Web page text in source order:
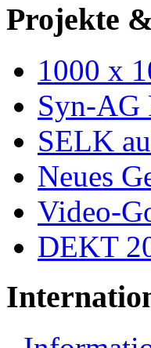
Projekte
1000 x
Syn-AG
SELK
Neues
Video-
DEKT